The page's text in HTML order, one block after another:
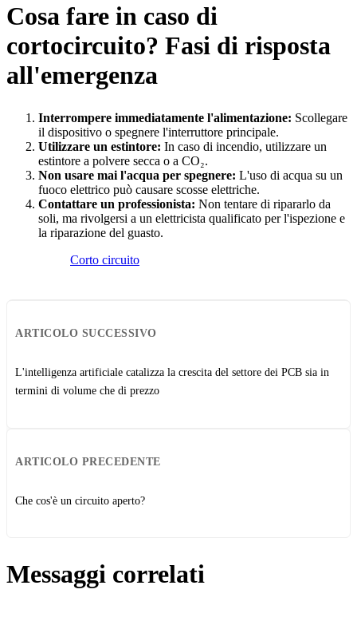
Cosa fare in caso di
cortocircuito? Fasi di risposta
all'emergenza
Interrompere immediatamente l'alimentazione: Scollegare
il dispositivo o spegnere l'interruttore principale.
Utilizzare un estintore: In caso di incendio, utilizzare un
estintore a polvere secca o a CO₂.
Non usare mai l'acqua per spegnere: L'uso di acqua su un
fuoco elettrico può causare scosse elettriche.
Contattare un professionista: Non tentare di ripararlo da
soli, ma rivolgersi a un elettricista qualificato per l'ispezione e
la riparazione del guasto.
Corto circuito
ARTICOLO PRECEDENTE
Che cos'è un circuito aperto?
ARTICOLO SUCCESSIVO
L'intelligenza artificiale catalizza la crescita del settore dei PCB sia in
termini di volume che di prezzo
Messaggi correlati